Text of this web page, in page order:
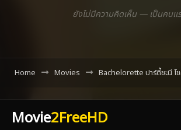
ยังไม่มีความคิดเห็น — เป็นคนแ
Home Movies Bachelorette ปาร์ตี้ชะนี โ
Movie2FreeHD